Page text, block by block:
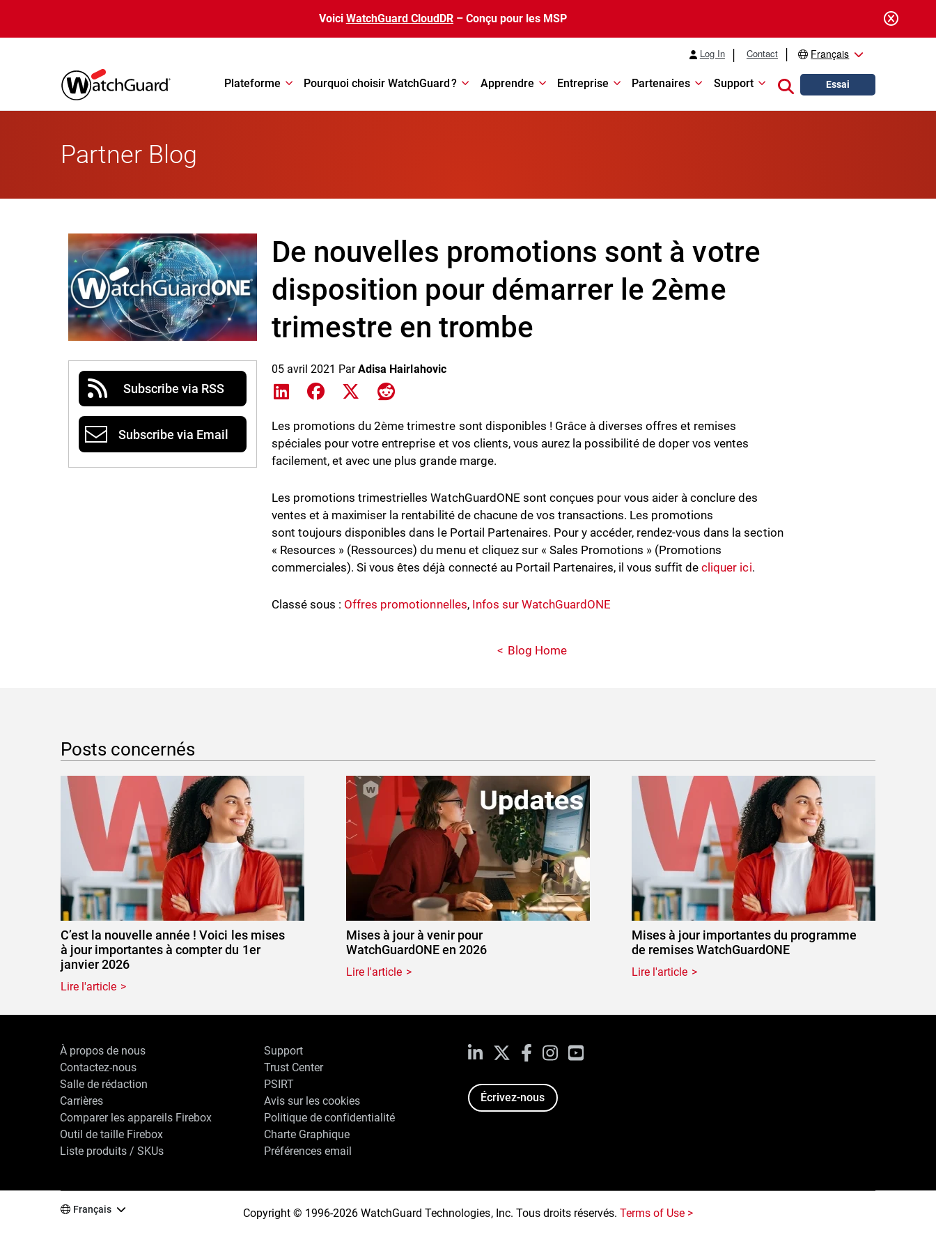
Voici WatchGuard CloudDR – Conçu pour les MSP
Log In Contact Français
Plateforme Pourquoi choisir WatchGuard ? Apprendre Entreprise Partenaires Support Close search
Essai
Partner Blog
Subscribe via RSS
Subscribe via Email
De nouvelles promotions sont à votre
disposition pour démarrer le 2ème
trimestre en trombe
05 avril 2021 ParAdisa Hairlahovic
Share on LinkedIn
Share on Facebook
Share on XShare on Reddit
Les promotions du 2ème trimestre sont disponibles ! Grâce à diverses offres et remises
spéciales pour votre entreprise et vos clients, vous aurez la possibilité de doper vos ventes
facilement, et avec une plus grande marge.
Les promotions trimestrielles WatchGuardONE sont conçues pour vous aider à conclure des
ventes et à maximiser la rentabilité de chacune de vos transactions. Les promotions
sont toujours disponibles dans le Portail Partenaires. Pour y accéder, rendez-vous dans la section
« Resources » (Ressources) du menu et cliquez sur « Sales Promotions » (Promotions
commerciales). Si vous êtes déjà connecté au Portail Partenaires, il vous suffit decliquer ici.
Classé sous : Offres promotionnelles, Infos sur WatchGuardONE
Blog Home
Posts concernés
C’est la nouvelle année ! Voici les mises
à jour importantes à compter du 1er
janvier 2026
Lire l'article
Mises à jour à venir pour
WatchGuardONE en 2026
Lire l'article
Mises à jour importantes du programme
de remises WatchGuardONE
Lire l'article
À propos de nous
Contactez-nous
Salle de rédaction
Carrières
Comparer les appareils Firebox
Outil de taille Firebox
Liste produits / SKUs
Support
Trust Center
PSIRT
Avis sur les cookies
Politique de confidentialité
Charte Graphique
Préférences email
LinkedIn Facebook
InstagramYouTube
Écrivez-nous
Français Copyright © 1996-2026 WatchGuard Technologies, Inc. Tous droits réservés. Terms of Use >